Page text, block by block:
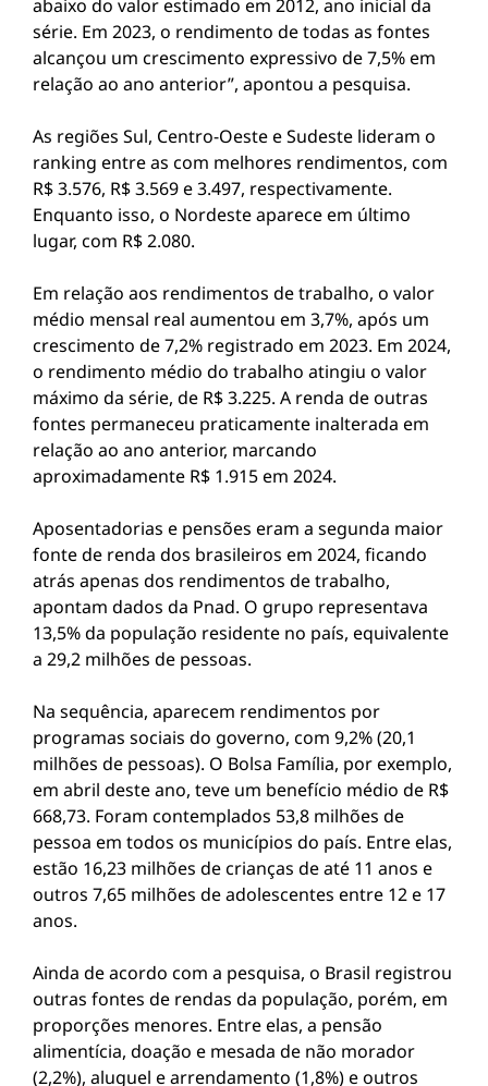
abaixo do valor estimado em 2012, ano inicial da
série. Em 2023, o rendimento de todas as fontes
alcançou um crescimento expressivo de 7,5% em
relação ao ano anterior”, apontou a pesquisa.
As regiões Sul, Centro-Oeste e Sudeste lideram o
ranking entre as com melhores rendimentos, com
R$ 3.576, R$ 3.569 e 3.497, respectivamente.
Enquanto isso, o Nordeste aparece em último
lugar, com R$ 2.080.
Em relação aos rendimentos de trabalho, o valor
médio mensal real aumentou em 3,7%, após um
crescimento de 7,2% registrado em 2023. Em 2024,
o rendimento médio do trabalho atingiu o valor
máximo da série, de R$ 3.225. A renda de outras
fontes permaneceu praticamente inalterada em
relação ao ano anterior, marcando
aproximadamente R$ 1.915 em 2024.
Aposentadorias e pensões eram a segunda maior
fonte de renda dos brasileiros em 2024, ficando
atrás apenas dos rendimentos de trabalho,
apontam dados da Pnad. O grupo representava
13,5% da população residente no país, equivalente
a 29,2 milhões de pessoas.
Na sequência, aparecem rendimentos por
programas sociais do governo, com 9,2% (20,1
milhões de pessoas). O Bolsa Família, por exemplo,
em abril deste ano, teve um benefício médio de R$
668,73. Foram contemplados 53,8 milhões de
pessoa em todos os municípios do país. Entre elas,
estão 16,23 milhões de crianças de até 11 anos e
outros 7,65 milhões de adolescentes entre 12 e 17
anos.
Ainda de acordo com a pesquisa, o Brasil registrou
outras fontes de rendas da população, porém, em
proporções menores. Entre elas, a pensão
alimentícia, doação e mesada de não morador
(2,2%), aluguel e arrendamento (1,8%) e outros